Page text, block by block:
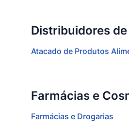
Distribuidores
Atacado de Produtos
Farmácias e
Farmácias e Drogarias